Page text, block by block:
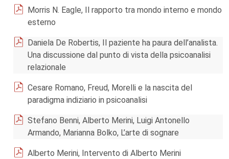
Morris N. Eagle, Il rapporto tra mondo interno e mondo
esterno
Daniela De Robertis, Il paziente ha paura dell’analista.
Una discussione dal punto di vista della psicoanalisi
relazionale
Cesare Romano, Freud, Morelli e la nascita del
paradigma indiziario in psicoanalisi
Stefano Benni, Alberto Merini, Luigi Antonello
Armando, Marianna Bolko, L’arte di sognare
Alberto Merini, Intervento di Alberto Merini